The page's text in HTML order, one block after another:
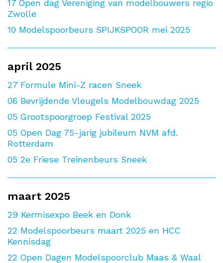
17 Open dag Vereniging van modelbouwers regio
Zwolle
10 Modelspoorbeurs SPIJKSPOOR mei 2025
april 2025
27 Formule Mini-Z racen Sneek
06 Bevrijdende Vleugels Modelbouwdag 2025
05 Grootspoorgroep Festival 2025
05 Open Dag 75-jarig jubileum NVM afd.
Rotterdam
05 2e Friese Treinenbeurs Sneek
maart 2025
29 Kermisexpo Beek en Donk
22 Modelspoorbeurs maart 2025 en HCC
Kennisdag
22 Open Dagen Modelspoorclub Maas & Waal